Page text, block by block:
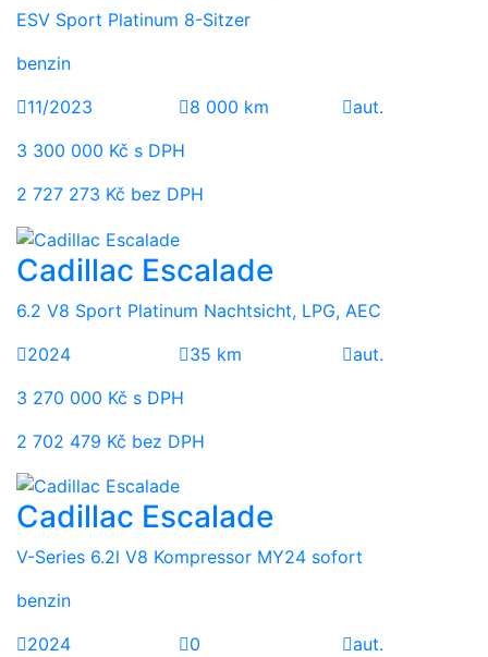
ESV Sport Platinum 8-Sitzer
benzin
11/2023
8 000 km
aut.
3 300 000 Kč s DPH
2 727 273 Kč bez DPH
Cadillac Escalade
6.2 V8 Sport Platinum Nachtsicht, LPG, AEC
2024
35 km
aut.
3 270 000 Kč s DPH
2 702 479 Kč bez DPH
Cadillac Escalade
V-Series 6.2l V8 Kompressor MY24 sofort
benzin
2024
0
aut.